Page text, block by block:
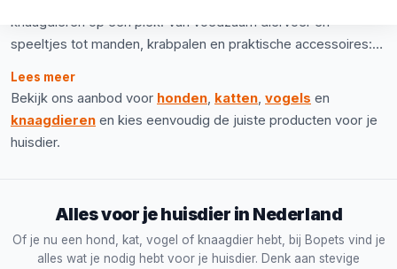
knaagdieren op één plek. Van voedzaam diervoer en
speeltjes tot manden, krabpalen en praktische accessoires:
eenvoudig online, met snelle verzending in Nederland.
Lees meer
Bekijk ons aanbod voor honden, katten, vogels en
knaagdieren en kies eenvoudig de juiste producten voor je
huisdier.
Alles voor je huisdier in Nederland
Of je nu een hond, kat, vogel of knaagdier hebt, bij Bopets vind je
alles wat je nodig hebt voor je huisdier. Denk aan stevige